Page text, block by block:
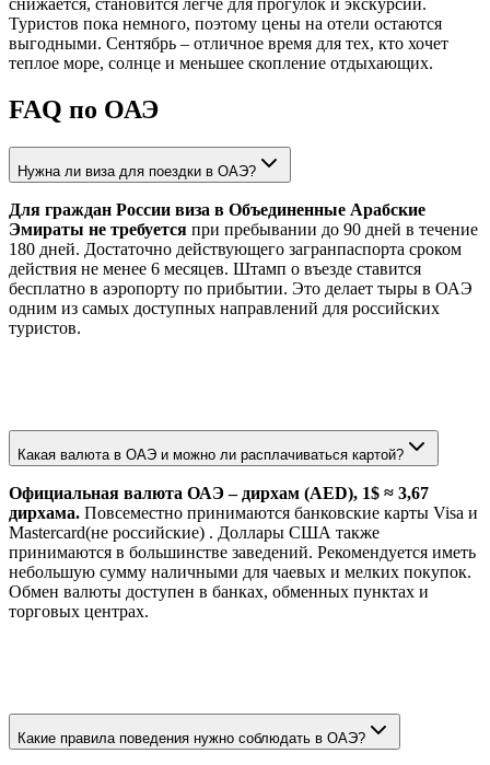
снижается, становится легче для прогулок и экскурсий.
Туристов пока немного, поэтому цены на отели остаются
выгодными. Сентябрь – отличное время для тех, кто хочет
теплое море, солнце и меньшее скопление отдыхающих.
FAQ по ОАЭ
Нужна ли виза для поездки в ОАЭ?
Для граждан России виза в Объединенные Арабские
Эмираты не требуется при пребывании до 90 дней в течение
180 дней. Достаточно действующего загранпаспорта сроком
действия не менее 6 месяцев. Штамп о въезде ставится
бесплатно в аэропорту по прибытии. Это делает тыры в ОАЭ
одним из самых доступных направлений для российских
туристов.
Какая валюта в ОАЭ и можно ли расплачиваться картой?
Официальная валюта ОАЭ – дирхам (AED), 1$ ≈ 3,67
дирхама. Повсеместно принимаются банковские карты Visa и
Mastercard(не российские) . Доллары США также
принимаются в большинстве заведений. Рекомендуется иметь
небольшую сумму наличными для чаевых и мелких покупок.
Обмен валюты доступен в банках, обменных пунктах и
торговых центрах.
Какие правила поведения нужно соблюдать в ОАЭ?